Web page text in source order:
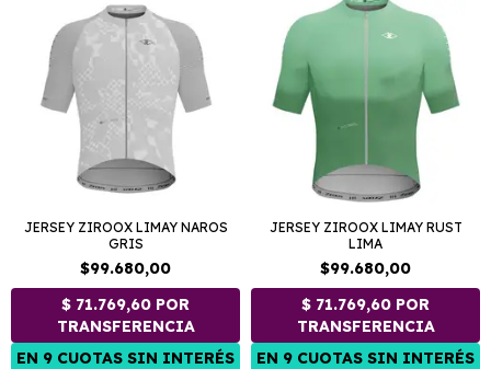
JERSEY ZIROOX LIMAY NAROS
GRIS
$99.680,00
JERSEY ZIROOX LIMAY RUST
LIMA
$99.680,00